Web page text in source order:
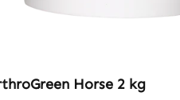
Horse 2 kg